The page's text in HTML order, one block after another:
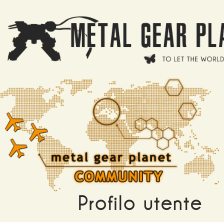
Profilo utente